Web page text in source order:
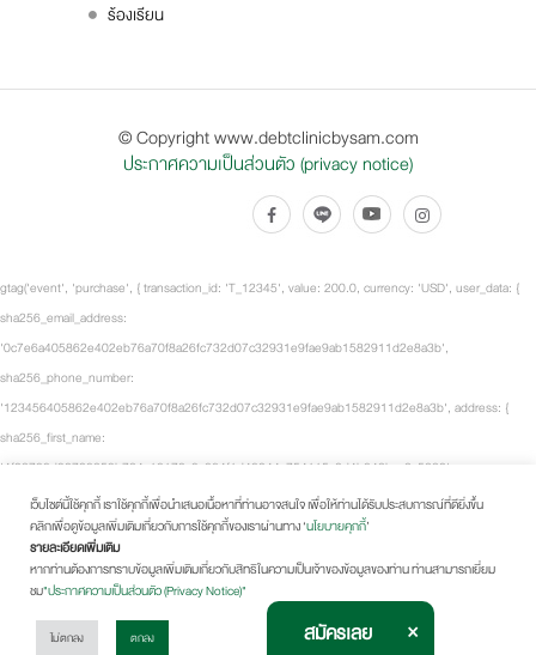
ร้องเรียน
© Copyright www.debtclinicbysam.com
ประกาศความเป็นส่วนตัว (privacy notice)
เว็บไซต์นี้ใช้คุกกี้ เราใช้คุกกี้เพื่อนำเสนอเนื้อหาที่ท่านอาจสนใจ เพื่อให้ท่านได้รับประสบการณ์ที่ดียิ่งขึ้น
คลิกเพื่อดูข้อมูลเพิ่มเติมเกี่ยวกับการใช้คุกกี้ของเราผ่านทาง ‘นโยบายคุกกี้’
รายละเอียดเพิ่มเติม
หากท่านต้องการทราบข้อมูลเพิ่มเติมเกี่ยวกับสิทธิในความเป็นเจ้าของข้อมูลของท่าน ท่านสามารถเยี่ยม
ชม"ประกาศความเป็นส่วนตัว (Privacy Notice)"
ไม่ตกลง ตกลง
gtag('event', 'purchase', { transaction_id: 'T_12345', value: 200.0, currency: 'USD', user_data: {
sha256_email_address:
'0c7e6a405862e402eb76a70f8a26fc732d07c32931e9fae9ab1582911d2e8a3b',
sha256_phone_number:
'123456405862e402eb76a70f8a26fc732d07c32931e9fae9ab1582911d2e8a3b', address: {
sha256_first_name:
'4f23798d92708359b734a18172c9c864f1d48044a754115a0d4b843bca3a5332',
sha256_last_name:
'fd53ef835b15485572a6e82cf470dcb41fd218ae5751ab7531c956a2a6bcd3c7', city: 'City
Town', region: 'CA', postal_code: '54321', country: 'US' } }, items: [ { item_id: 'SKU_12345',
item_name: 'Fancy-MaxSpeed2.0 Black', item_brand: 'Fancy Sneakers', item_category: 'Shoes -
Running Shoes', price: 100.0, quantity: 2 } ], tt_external_id:
'b9c5fdaea74ee1c31705b764389895371b8d416c5cae8740e7f89082a9fcdc0a',
×
สมัครเลย